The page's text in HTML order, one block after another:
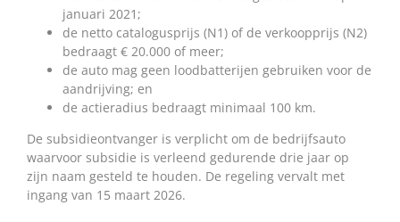
januari 2021;
de netto catalogusprijs (N1) of de verkoopprijs (N2)
bedraagt € 20.000 of meer;
de auto mag geen loodbatterijen gebruiken voor de
aandrijving; en
de actieradius bedraagt minimaal 100 km.
De subsidieontvanger is verplicht om de bedrijfsauto
waarvoor subsidie is verleend gedurende drie jaar op
zijn naam gesteld te houden. De regeling vervalt met
ingang van 15 maart 2026.